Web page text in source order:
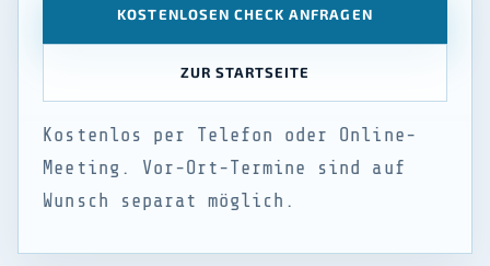
KOSTENLOSEN CHECK ANFRAGEN
ZUR STARTSEITE
Kostenlos per Telefon oder Online-
Meeting. Vor-Ort-Termine sind auf
Wunsch separat möglich.